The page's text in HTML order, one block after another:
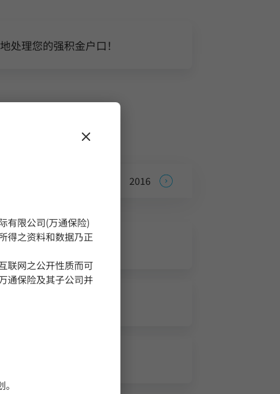
处理您的强积金户口！
2016
有限公司(万通保险)
得之资料和数据乃正
联网之公开性质而可
通保险及其子公司并